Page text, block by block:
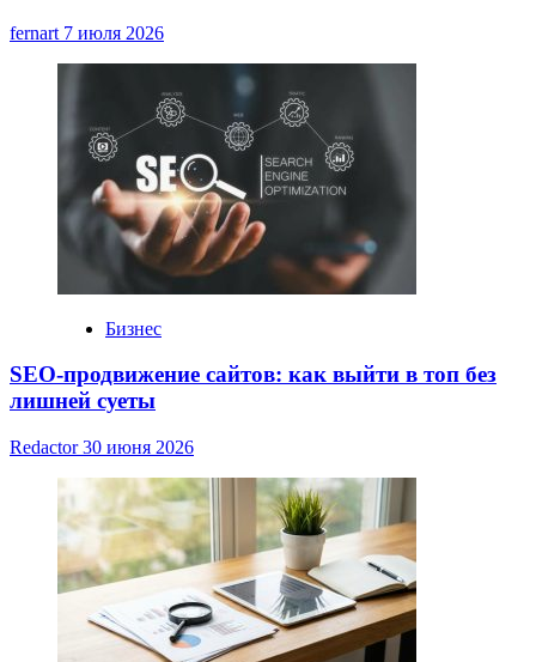
fernart 7 июля 2026
Бизнес
SEO-продвижение сайтов: как выйти в топ без
лишней суеты
Redactor30 июня 2026